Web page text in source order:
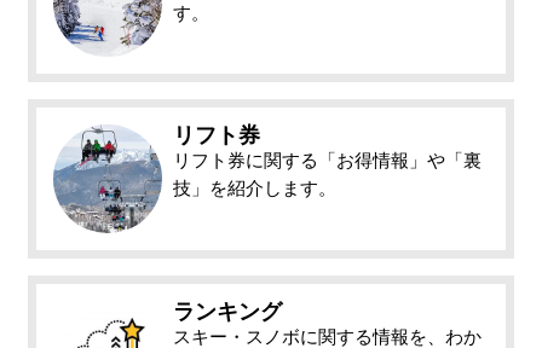
す。
リフト券
リフト券に関する「お得情報」や「裏
技」を紹介します。
ランキング
スキー・スノボに関する情報を、わか